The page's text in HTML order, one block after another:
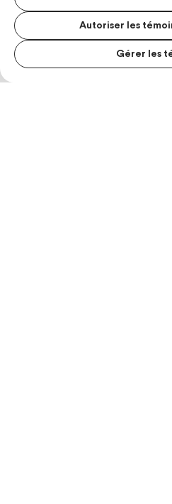
Autoriser les
Gérer les